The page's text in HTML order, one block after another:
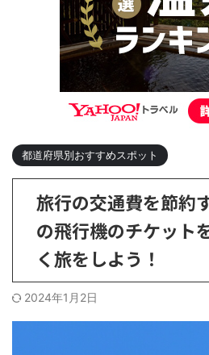
都道府県別おすすめスポット
旅行の交通費を節約
の飛行機のチケット
く旅をしよう！
2024年1月2日